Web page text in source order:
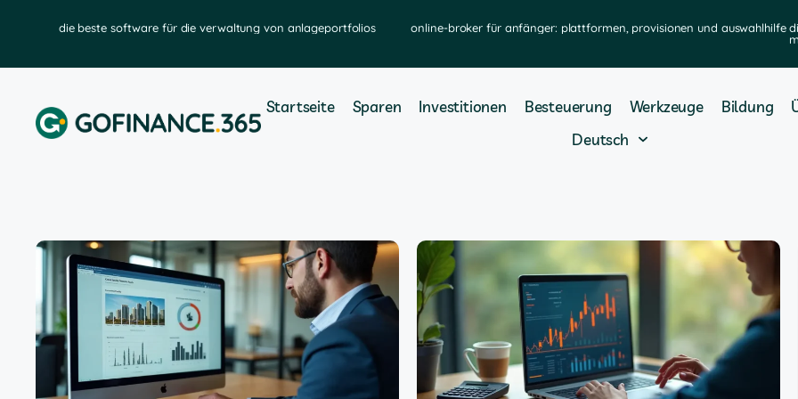
die beste software für die verwaltung von anlageportfolios online-broker für anfänger: plattformen, provisionen und auswahlhilfe
Startseite Sparen Investitionen Besteuerung Werkzeuge Bildung
Deutsch